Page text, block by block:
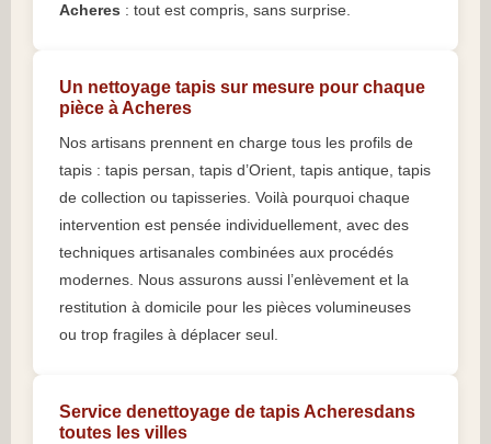
Acheres : tout est compris, sans surprise.
Un nettoyage tapis sur mesure pour chaque
pièce à Acheres
Nos artisans prennent en charge tous les profils de
tapis : tapis persan, tapis d’Orient, tapis antique, tapis
de collection ou tapisseries. Voilà pourquoi chaque
intervention est pensée individuellement, avec des
techniques artisanales combinées aux procédés
modernes. Nous assurons aussi l’enlèvement et la
restitution à domicile pour les pièces volumineuses
ou trop fragiles à déplacer seul.
Service denettoyage de tapis Acheresdans
toutes les villes